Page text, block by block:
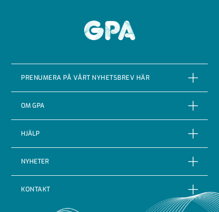
PRENUMERA PÅ VÅRT NYHETSBREV HÄR
OM GPA
Om företaget
Vår Historia
Code of conduct
HJÄLP
Reklamationer
Returer
NYHETER
Nyheter
KONTAKT